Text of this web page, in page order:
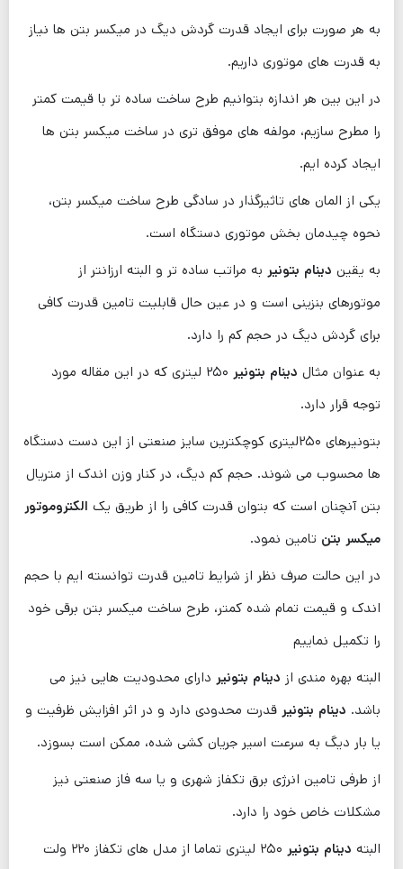
به هر صورت برای ایجاد قدرت گردش دیگ در میکسر بتن ها نیاز
به قدرت های موتوری داریم.
در این بین هر اندازه بتوانیم طرح ساخت ساده تر با قیمت کمتر
را مطرح سازیم، مولفه‌ های موفق تری در ساخت میکسر بتن ها
ایجاد کرده‌ ایم.
یکی از المان ‌های تاثیرگذار در سادگی طرح ساخت میکسر بتن،
نحوه چیدمان بخش موتوری دستگاه است.
به یقین دینام بتونیر به مراتب ساده تر و البته ارزانتر از
موتورهای بنزینی است و در عین حال قابلیت تامین قدرت کافی
برای گردش دیگ در حجم کم را دارد.
به عنوان مثال دینام بتونیر
۲۵۰ لیتری که در این مقاله مورد
توجه قرار دارد.
بتونیرهای ۲۵۰لیتری کوچکترین سایز صنعتی از این دست دستگاه
ها محسوب می ‌شوند. حجم کم دیگ، در کنار وزن اندک از متریال
بتن آنچنان است که بتوان قدرت کافی را از طریق یک الکتروموتور
میکسر بتن تامین نمود.
در این حالت صرف نظر از شرایط تامین قدرت توانسته ایم با حجم
اندک و قیمت تمام شده کمتر، طرح ساخت میکسر بتن برقی خود
را تکمیل نماییم
البته بهره ‌مندی از دینام بتونیر دارای محدودیت ‌هایی نیز می
‌باشد. دینام بتونیر قدرت محدودی دارد و در اثر افزایش ظرفیت و
یا بار دیگ به سرعت اسیر جریان کشی شده، ممکن است بسوزد.
از طرفی تامین انرژی برق تکفاز شهری و یا سه فاز صنعتی نیز
مشکلات خاص خود را دارد.
البته دینام بتونیر
۲۵۰ لیتری تماما از مدل های تکفاز ۲۲۰ ولت